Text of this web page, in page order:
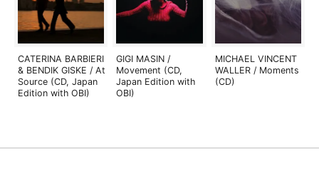
CATERINA BARBIERI
& BENDIK GISKE / At
Source (CD, Japan
Edition with OBI)
GIGI MASIN /
Movement (CD,
Japan Edition with
OBI)
MICHAEL VINCENT
WALLER / Moments
(CD)